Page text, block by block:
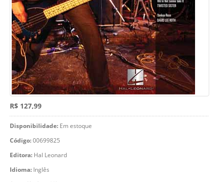
R$ 127,99
Disponibilidade: Em estoque
Código:00699825
Editora: Hal Leonard
Idioma: Inglês